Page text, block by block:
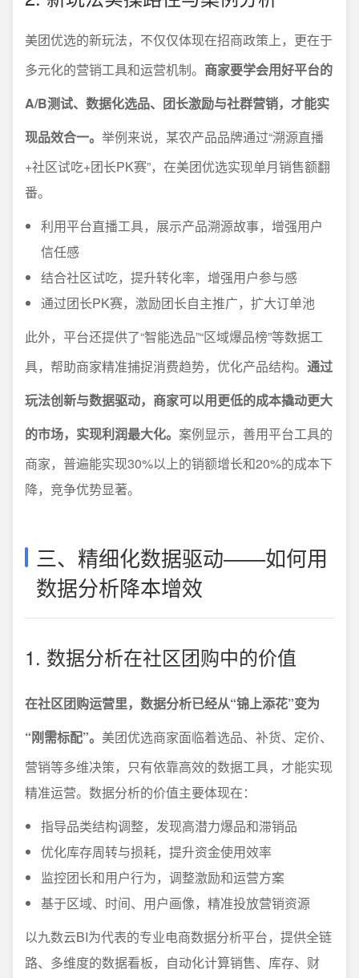
美团优选的新玩法，不仅仅体现在招商政策上，更在于
多元化的营销工具和运营机制。 商家要学会用好平台的
A/B测试、数据化选品、团长激励与社群营销，才能实
现品效合一。 举例来说，某农产品品牌通过“溯源直播
+社区试吃+团长PK赛”，在美团优选实现单月销售额翻
番。
利用平台直播工具，展示产品溯源故事，增强用户
信任感
结合社区试吃，提升转化率，增强用户参与感
通过团长PK赛，激励团长自主推广，扩大订单池
此外，平台还提供了“智能选品”“区域爆品榜”等数据工
具，帮助商家精准捕捉消费趋势，优化产品结构。 通过
玩法创新与数据驱动，商家可以用更低的成本撬动更大
的市场，实现利润最大化。 案例显示，善用平台工具的
商家，普遍能实现30%以上的销额增长和20%的成本下
降，竞争优势显著。
三、精细化数据驱动——如何用
数据分析降本增效
1. 数据分析在社区团购中的价值
在社区团购运营里，数据分析已经从“锦上添花”变为
“刚需标配”。 美团优选商家面临着选品、补货、定价、
营销等多维决策，只有依靠高效的数据工具，才能实现
精准运营。数据分析的价值主要体现在：
指导品类结构调整，发现高潜力爆品和滞销品
优化库存周转与损耗，提升资金使用效率
监控团长和用户行为，调整激励和运营方案
基于区域、时间、用户画像，精准投放营销资源
以九数云BI为代表的专业电商数据分析平台，提供全链
路、多维度的数据看板，自动化计算销售、库存、财